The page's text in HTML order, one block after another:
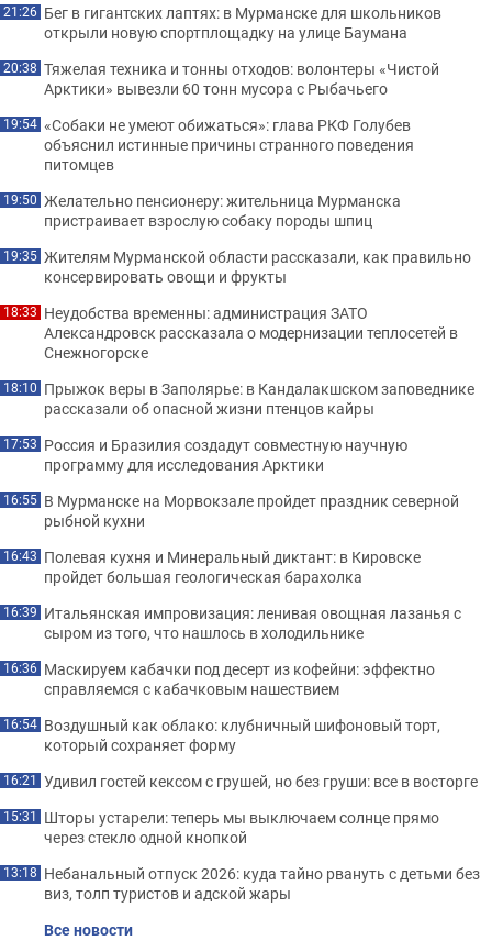
21:26 Бег в гигантских лаптях: в Мурманске для школьников
открыли новую спортплощадку на улице Баумана
20:38 Тяжелая техника и тонны отходов: волонтеры «Чистой
Арктики» вывезли 60 тонн мусора с Рыбачьего
19:54 «Собаки не умеют обижаться»: глава РКФ Голубев
объяснил истинные причины странного поведения
питомцев
19:50 Желательно пенсионеру: жительница Мурманска
пристраивает взрослую собаку породы шпиц
19:35 Жителям Мурманской области рассказали, как правильно
консервировать овощи и фрукты
18:33 Неудобства временны: администрация ЗАТО
Александровск рассказала о модернизации теплосетей в
Снежногорске
18:10 Прыжок веры в Заполярье: в Кандалакшском заповеднике
рассказали об опасной жизни птенцов кайры
17:53 Россия и Бразилия создадут совместную научную
программу для исследования Арктики
16:55 В Мурманске на Морвокзале пройдет праздник северной
рыбной кухни
16:43 Полевая кухня и Минеральный диктант: в Кировске
пройдет большая геологическая барахолка
16:39 Итальянская импровизация: ленивая овощная лазанья с
сыром из того, что нашлось в холодильнике
16:36 Маскируем кабачки под десерт из кофейни: эффектно
справляемся с кабачковым нашествием
16:54 Воздушный как облако: клубничный шифоновый торт,
который сохраняет форму
16:21 Удивил гостей кексом с грушей, но без груши: все в восторге
15:31 Шторы устарели: теперь мы выключаем солнце прямо
через стекло одной кнопкой
13:18 Небанальный отпуск 2026: куда тайно рвануть с детьми без
виз, толп туристов и адской жары
Все новости